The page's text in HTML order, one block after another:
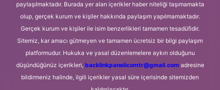
paylaşılmaktadır. Burada yer alan içerikler haber niteliği taşımamakta
olup, gerçek kurum ve kişiler hakkında paylaşım yapılmamaktadır.
Gerçek kurum ve kişiler ile isim benzerlikleri tamamen tesadüfidir.
Sitemiz, kar amacı gütmeyen ve tamamen ücretsiz bir bilgi paylaşım
platformudur. Hukuka ve yasal düzenlemelere aykırı olduğunu
düşündüğünüz içerikleri, backlinkpanelicomtr@gmail.comadresine
bildirmeniz halinde, ilgili içerikler yasal süre içerisinde sitemizden